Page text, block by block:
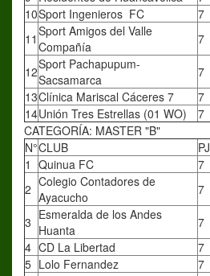
10Sport Ingenieros FC 7
11 Sport Amigos del Valle
Compañía
7
12Sport Pachapupum-
Sacsamarca
7
13Clínica Mariscal Cáceres 7 7
14Unión Tres Estrellas (01 WO) 7
CATEGORÍA: MASTER "B"
N°CLUB PJ
1 Quinua FC 7
2 Colegio Contadores de
Ayacucho
7
3 Esmeralda de los Andes
Huanta
7
4 CD La Libertad 7
5 Lolo Fernandez 7